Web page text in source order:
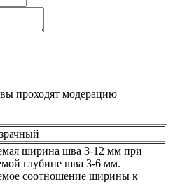
проходят модерацию
ширина шва 3-12 мм при
глубине шва 3-6 мм.
соотношение ширины к